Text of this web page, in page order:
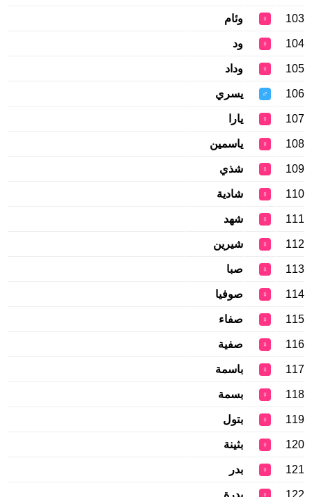
103
♀ وئام
104
♀ ود
105
♀ وداد
106
♂ يسري
107
♀ يارا
108
♀ ياسمين
109
♀ شذي
110
♀ شادية
111
♀ شهد
112
♀ شيرين
113
♀ صبا
114
♀ صوفيا
115
♀ صفاء
116
♀ صفية
117
♀ باسمة
118
♀ بسمة
119
♀ بتول
120
♀ بثينة
121
♀ بدر
122
♀ بدرة